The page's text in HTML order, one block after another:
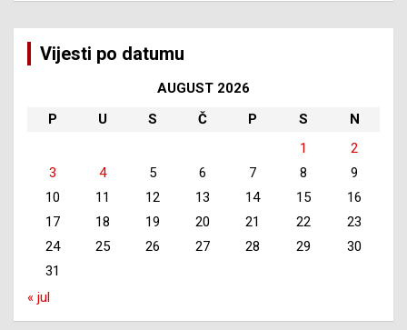
Vijesti po datumu
AUGUST 2026
P
U S Č P S
N
1
2
3
4 5 6 7 8
9
10
11 12 13 14 15
16
17
18 19 20 21 22
23
24
25 26 27 28 29
30
31
« jul